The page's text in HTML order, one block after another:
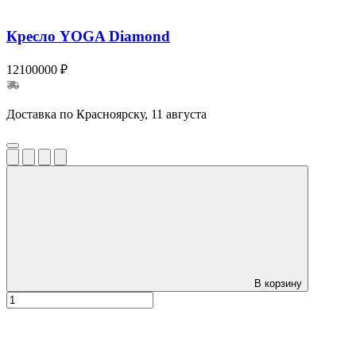
Кресло YOGA Diamond
12100000 ₽
Доставка по Красноярску, 11 августа
В корзину